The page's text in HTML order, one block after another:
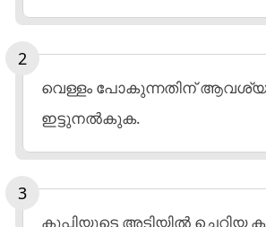
വെള്ളം പോകുന്നതിന്
ഇട്ടുനൽകുക.
കുപ്പിയുടെ അടിയിൽ